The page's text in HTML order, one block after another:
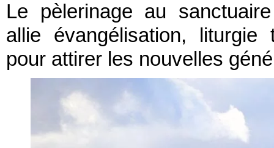
Le pèlerinage au
allie évangélisation, liturgie
pour attirer les nouvelles